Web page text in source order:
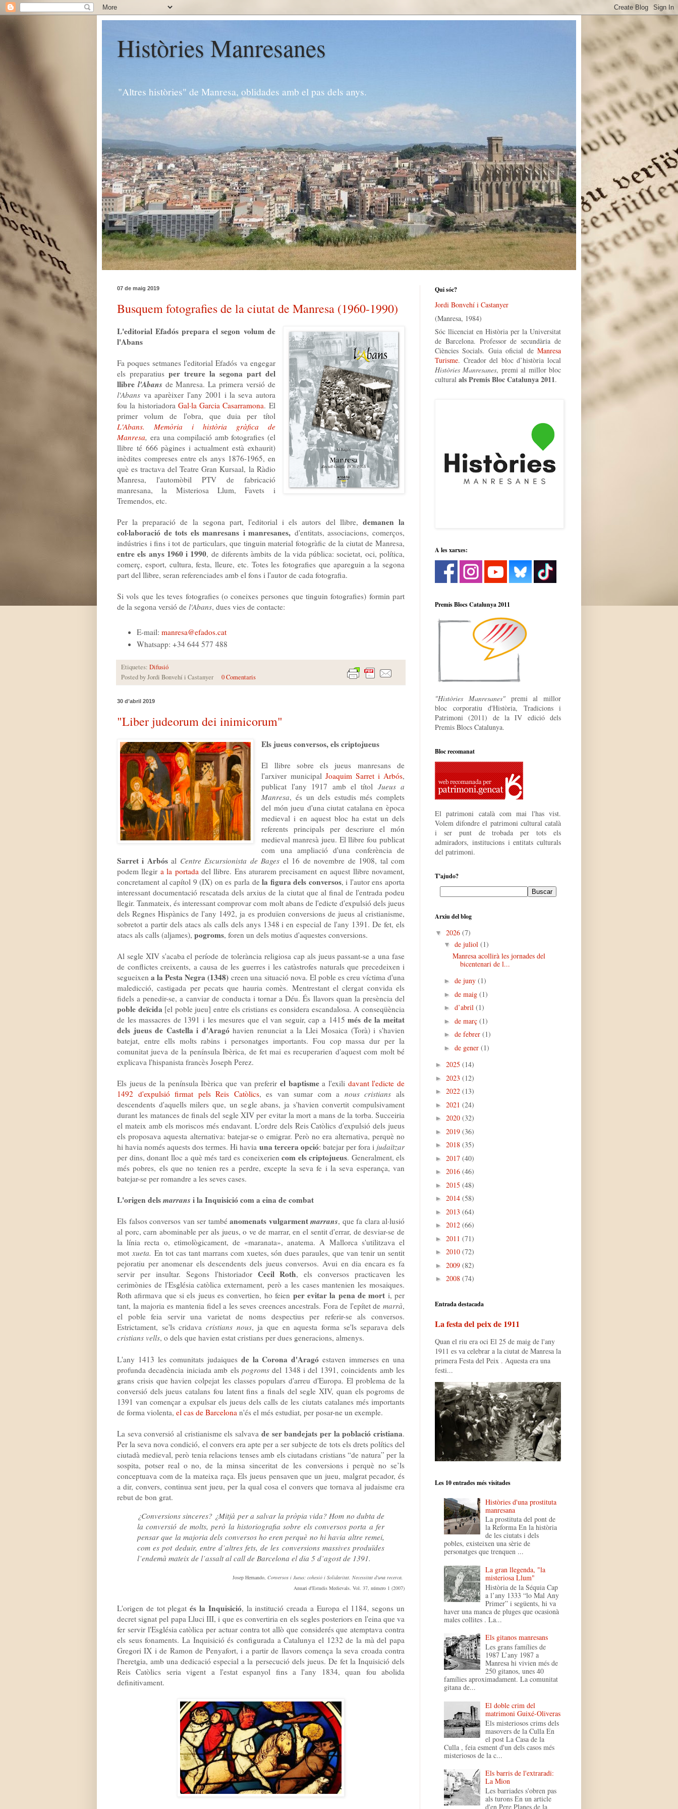
Històries Manresanes
"Altres històries" de Manresa, oblidades amb el pas dels anys.
07 de maig 2019
Busquem fotografies de la ciutat de Manresa (1960-1990)
L'editorial Efadós prepara el segon volum de
l'Abans
Fa poques setmanes l'editorial Efadós va engegar
els preparatiusper treure la segona part del
llibre l'Abans de Manresa. La primera versió de
l'Abans va aparèixer l'any 2001 i la seva autora
fou la historiadora Gal·la Garcia Casarramona. El
primer volum de l'obra, que duia per títol
L'Abans. Memòria i història gràfica de
Manresa, era una compilació amb fotografies (el
llibre té 666 pàgines i actualment està exhaurit)
inèdites compreses entre els anys 1876-1965, en
què es tractava del Teatre Gran Kursaal, la Ràdio
Manresa, l'automòbil PTV de fabricació
manresana, la Misteriosa Llum, Favets i
Tremendos, etc.
Per la preparació de la segona part, l'editorial i els autors del llibre, demanen la
col·laboració de tots els manresans i manresanes, d'entitats, associacions, comerços,
indústries i fins i tot de particulars, que tinguin material fotogràfic de la ciutat de Manresa,
entre els anys 1960 i 1990, de diferents àmbits de la vida pública: societat, oci, política,
comerç, esport, cultura, festa, lleure, etc. Totes les fotografies que apareguin a la segona
part del llibre, seran referenciades amb el fons i l'autor de cada fotografia.
Si vols que les teves fotografies (o coneixes persones que tinguin fotografies) formin part
de la segona versió de l'Abans, dues vies de contacte:
E-mail: manresa@efados.cat
Whatsapp: +34 644 577 488
Etiquetes: Difusió
Posted byJordi Bonvehí i Castanyer 0 Comentaris
30 d’abril 2019
"Liber judeorum dei inimicorum"
Els jueus conversos, els criptojueus
El llibre sobre els jueus manresans de
l'arxiver municipal Joaquim Sarret i Arbós,
publicat l'any 1917 amb el títol Jueus a
Manresa, és un dels estudis més complets
del món jueu d'una ciutat catalana en època
medieval i en aquest bloc ha estat un dels
referents principals per descriure el món
medieval manresà jueu. El llibre fou publicat
com una ampliació d'una conferència de
Sarret i Arbósal Centre Escursionista de Bages el 16 de novembre de 1908, tal com
podem llegir a la portadadel llibre. Ens aturarem precisament en aquest llibre novament,
concretament al capítol 9 (IX) on es parla dela figura dels conversos, i l'autor ens aporta
interessant documentació rescatada dels arxius de la ciutat que al final de l'entrada podeu
llegir. Tanmateix, és interessant comprovar com molt abans de l'edicte d'expulsió dels jueus
dels Regnes Hispànics de l'any 1492, ja es produïen conversions de jueus al cristianisme,
sobretot a partir dels atacs als calls dels anys 1348 i en especial de l'any 1391. De fet, els
atacs als calls (aljames), pogroms, foren un dels motius d'aquestes conversions.
Al segle XIV s'acaba el període de tolerància religiosa cap als jueus passant-se a una fase
de conflictes creixents, a causa de les guerres i les catàstrofes naturals que precedeixen i
segueixena la Pesta Negra (1348)creen una situació nova. El poble es creu víctima d'una
maledicció, castigada per pecats que hauria comès. Mentrestant el clergat convida els
fidels a penedir-se, a canviar de conducta i tornar a Déu. És llavors quan la presència del
poble deïcida[el poble jueu] entre els cristians es considera escandalosa. A conseqüència
de les massacres de 1391 i les mesures que el van seguir, cap a 1415més de la meitat
dels jueus de Castella i d'Aragóhavien renunciat a la Llei Mosaica (Torà) i s'havien
batejat, entre ells molts rabins i personatges importants. Fou cop massa dur per la
comunitat jueva de la península Ibèrica, de fet mai es recuperarien d'aquest com molt bé
explicava l'hispanista francès Joseph Perez.
Els jueus de la península Ibèrica que van preferir el baptismea l'exili davant l'edicte de
1492 d'expulsió firmat pels Reis Catòlics, es van sumar com a nous cristians als
descendents d'aquells milers que, un segle abans, ja s'havien convertit compulsivament
durant les matances de finals del segle XIV per evitar la mort a mans de la torba. Succeiria
el mateix amb els moriscos més endavant. L'ordre dels Reis Catòlics d'expulsió dels jueus
els proposava aquesta alternativa: batejar-se o emigrar. Però no era alternativa, perquè no
hi havia només aquests dos termes. Hi havia una tercera opció: batejar per fora i judaïtzar
per dins, donant lloc a què més tard es coneixerien com els criptojueus. Generalment, els
més pobres, els que no tenien res a perdre, excepte la seva fe i la seva esperança, van
batejar-se per romandre a les seves cases.
L'origen delsmarrans i la Inquisició com a eina de combat
Els falsos conversos van ser també anomenats vulgarmentmarrans, que fa clara al·lusió
al porc, carn abominable per als jueus, o ve de marrar, en el sentit d'errar, de desviar-se de
la línia recta o, etimològicament, de «maranata», anatema. A Mallorca s'utilitzava el
motxueta. En tot cas tant marrans com xuetes, són dues paraules, que van tenir un sentit
pejoratiu per anomenar els descendents dels jueus conversos. Avui en dia encara es fa
servir per insultar. Segons l'historiador Cecil Roth, els conversos practicaven les
cerimònies de l'Església catòlica externament, però a les cases mantenien les mosaiques.
Roth afirmava que si els jueus es convertien, ho feien per evitar la pena de mort i, per
tant, la majoria es mantenia fidel a les seves creences ancestrals. Fora de l'epítet de marrà,
el poble feia servir una varietat de noms despectius per referir-se als conversos.
Estrictament, se'ls cridava cristians nous, ja que en aquesta forma se'ls separava dels
cristians vells, o dels que havien estat cristians per dues generacions, almenys.
L'any 1413 les comunitats judaiques de la Corona d'Aragó estaven immerses en una
profunda decadència iniciada amb els pogromsdel 1348 i del 1391, coincidents amb les
grans crisis que havien colpejat les classes populars d'arreu d'Europa. El problema de la
conversió dels jueus catalans fou latent fins a finals del segle XIV, quan els pogroms de
1391 van començar a expulsar els jueus dels calls de les ciutats catalanes més importants
de forma violenta, el cas de Barcelona n'és el més estudiat, per posar-ne un exemple.
La seva conversió al cristianisme els salvava de ser bandejats per la població cristiana.
Per la seva nova condició, el convers era apte per a ser subjecte de tots els drets polítics del
ciutadà medieval, però tenia relacions tenses amb els ciutadans cristians “de natura” per la
sospita, potser real o no, de la minsa sinceritat de les conversions i perquè no se’ls
conceptuava com de la mateixa raça. Els jueus pensaven que un jueu, malgrat pecador, és
a dir, convers, continua sent jueu, per la qual cosa el convers que tornava al judaisme era
rebut de bon grat.
¿Conversions sinceres? ¿Mitjà per a salvar la pròpia vida? Hom no dubta de
la conversió de molts, però la historiografia sobre els conversos porta a fer
pensar que la majoria dels conversos ho eren perquè no hi havia altre remei,
com es pot deduir, entre d’altres fets, de les conversions massives produïdes
l’endemà mateix de l’assalt al call de Barcelona el dia 5 d’agost de 1391.
Josep Hernando, Conversos i Jueus: cohesió i Solidaritat. Necessitat d'una recerca.
Anuari d'Estudis Medievals. Vol. 37, número 1 (2007)
L'origen de tot plegatés la Inquisició, la institució creada a Europa el 1184, segons un
decret signat pel papa Lluci III, i que es convertiria en els segles posteriors en l'eina que va
fer servir l'Església catòlica per actuar contra tot allò que considerés que atemptava contra
els seus fonaments. La Inquisició és configurada a Catalunya el 1232 de la mà del papa
Gregori IX i de Ramon de Penyafort, i a partir de llavors comença la seva croada contra
l'heretgia, amb una dedicació especial a la persecució dels jueus. De fet la Inquisició dels
Reis Catòlics seria vigent a l'estat espanyol fins a l'any 1834, quan fou abolida
definitivament.
Qui sóc?
Jordi Bonvehí i Castanyer
(Manresa, 1984)
Sóc llicenciat en Història per la Universitat
de Barcelona. Professor de secundària de
Ciències Socials. Guia oficial de Manresa
Turisme. Creador del bloc d’història local
Històries Manresanes, premi al millor bloc
cultural als Premis Bloc Catalunya 2011.
A les xarxes:
Premis Blocs Catalunya 2011
"Històries Manresanes"premi al millor
bloc corporatiu d'Història, Tradicions i
Patrimoni (2011) de la IV edició dels
Premis Blocs Catalunya.
Bloc recomanat
El patrimoni català com mai l'has vist.
Volem difondre el patrimoni cultural català
i ser punt de trobada per tots els
admiradors, institucions i entitats culturals
del patrimoni.
T'ajudo?
Arxiu del blog
▼ 2026 (7)
▼ de juliol (1)
Manresa acollirà les jornades del
bicentenari de l...
► de juny (1)
► de maig (1)
► d’abril (1)
► de març (1)
► de febrer (1)
► de gener (1)
► 2025 (14)
► 2023 (12)
► 2022 (13)
► 2021 (24)
► 2020 (32)
► 2019 (36)
► 2018 (35)
► 2017 (40)
► 2016 (46)
► 2015 (48)
► 2014 (58)
► 2013 (64)
► 2012 (66)
► 2011 (71)
► 2010 (72)
► 2009 (82)
► 2008 (74)
Entrada destacada
La festa del peix de 1911
Quan el riu era oci El 25 de maig de l'any
1911 es va celebrar a la ciutat de Manresa la
primera Festa del Peix . Aquesta era una
festi...
Les 10 entrades més visitades
Històries d'una prostituta
manresana
La prostituta del pont de
la Reforma En la història
de les ciutats i dels
pobles, existeixen una sèrie de
personatges que trenquen ...
La gran llegenda, "la
misteriosa Llum"
Història de la Séquia Cap
a l’any 1333 “lo Mal Any
Primer” i següents, hi va
haver una manca de pluges que ocasionà
males collites . La...
Els gitanos manresans
Les grans famílies de
1987 L’any 1987 a
Manresa hi vivien més de
250 gitanos, unes 40
famílies aproximadament. La comunitat
gitana de...
El doble crim del
matrimoni Guixé-Oliveras
Els misteriosos crims dels
masovers de la Culla En
el post La Casa de la
Culla , feia esment d'un dels casos més
misteriosos de la c...
Els barris de l'extraradi:
La Mion
Les barriades s'obren pas
als turons En un article
d'en Pere Planes de la